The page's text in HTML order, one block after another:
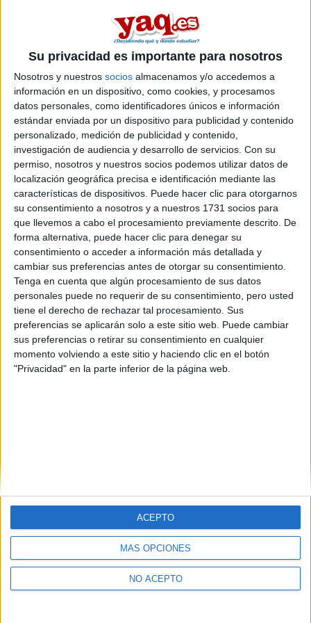
Su privacidad es importante para nosotros
Nosotros y nuestros socios almacenamos y/o accedemos a
información en un dispositivo, como cookies, y procesamos
datos personales, como identificadores únicos e información
estándar enviada por un dispositivo para publicidad y contenido
personalizado, medición de publicidad y contenido,
investigación de audiencia y desarrollo de servicios. Con su
permiso, nosotros y nuestros socios podemos utilizar datos de
localización geográfica precisa e identificación mediante las
características de dispositivos. Puede hacer clic para otorgarnos
su consentimiento a nosotros y a nuestros 1731 socios para
que llevemos a cabo el procesamiento previamente descrito. De
forma alternativa, puede hacer clic para denegar su
consentimiento o acceder a información más detallada y
cambiar sus preferencias antes de otorgar su consentimiento.
Tenga en cuenta que algún procesamiento de sus datos
personales puede no requerir de su consentimiento, pero usted
tiene el derecho de rechazar tal procesamiento. Sus
preferencias se aplicarán solo a este sitio web. Puede cambiar
sus preferencias o retirar su consentimiento en cualquier
momento volviendo a este sitio y haciendo clic en el botón
"Privacidad" en la parte inferior de la página web.
MÁS OPCIONES
NO ACEPTO
ACEPTO
estudios están asociados a la rama de Ciencias.
Máster Universitario en
Evaluación y Seguimiento Ambiental de
Ecosistemas Marinos y Costeros
UNIVERSITAT POLITèCNICA DE VALèNCIA (Universidad
Pública)
Tipo: Máster
Pídeles información ¡GRATIS!
Seleccionar por provincia
Alicante(1)
Asturias(2)
Barcelona(2)
Cantabria(1)
Cádiz(2)
Illes Balears
Las Palmas (3)
Pontevedra(1)
Valencia(1)
Vizcaya(2)
Quiénes somos|Contactar|
Aviso legal|Politica de privacidad|Condiciones generales|Política
de cookies
© 2003-2026Compás Mediterráneo S.L.- Diego de León 47 - 28006